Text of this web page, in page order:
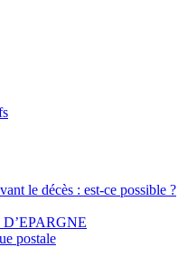
le décès : est-ce possible ?
D’EPARGNE
postale